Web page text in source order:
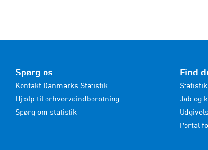
Spørg os
Kontakt Danmarks Statistik
Hjælp til erhvervsindberetning
Spørg om statistik
Find
Job og
Portal